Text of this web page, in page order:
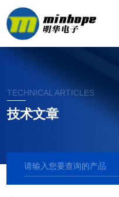
TECHNICAL ARTICLES
技术文章